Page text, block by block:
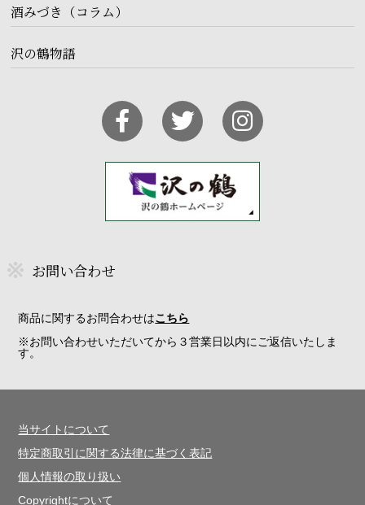
酒みづき（コラム）
沢の鶴物語
お問い合わせ
商品に関するお問合わせはこちら
※お問い合わせいただいてから３営業日以内にご返信いたしま
す。
当サイトについて
特定商取引に関する法律に基づく表記
個人情報の取り扱い
Copyrightについて